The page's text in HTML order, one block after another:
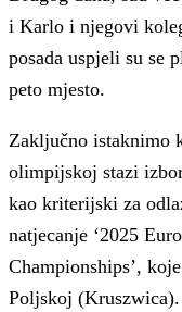
i Karlo i njegovi
posada uspjeli su se
peto mjesto.
Zaključno istaknimo
olimpijskoj stazi
kao kriterijski za
natjecanje ‘2025
Championships’,
Poljskoj